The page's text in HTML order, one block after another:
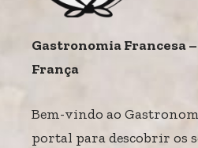
Gastronomia Francesa –
França
Bem-vindo ao
portal para descobrir os